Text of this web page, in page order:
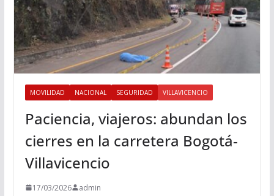
MOVILIDAD NACIONAL SEGURIDAD VILLAVICENCIO
Paciencia, viajeros: abundan los
cierres en la carretera Bogotá-
Villavicencio
17/03/2026 admin